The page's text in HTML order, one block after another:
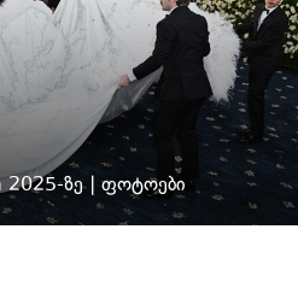
2025-ზე | ფოტოები